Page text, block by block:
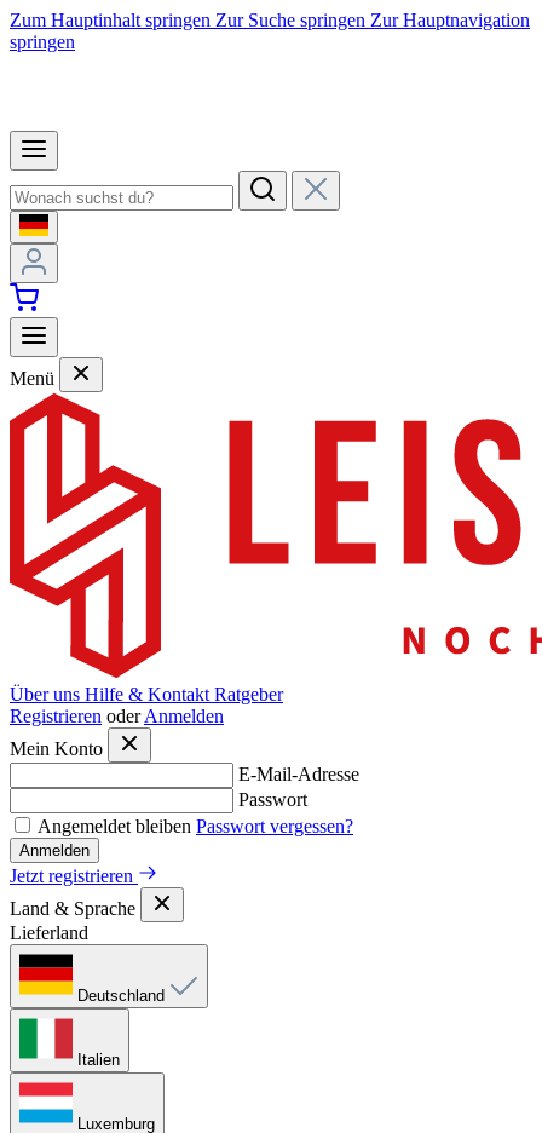
Zum Hauptinhalt springen Zur Suche springen Zur Hauptnavigation
springen
Menü
Über uns Hilfe & Kontakt Ratgeber
Registrieren oder Anmelden
Mein Konto
E-Mail-Adresse
Passwort
Angemeldet bleiben Passwort vergessen?
Anmelden
Jetzt registrieren
Land & Sprache
Lieferland
Deutschland
Italien
Luxemburg